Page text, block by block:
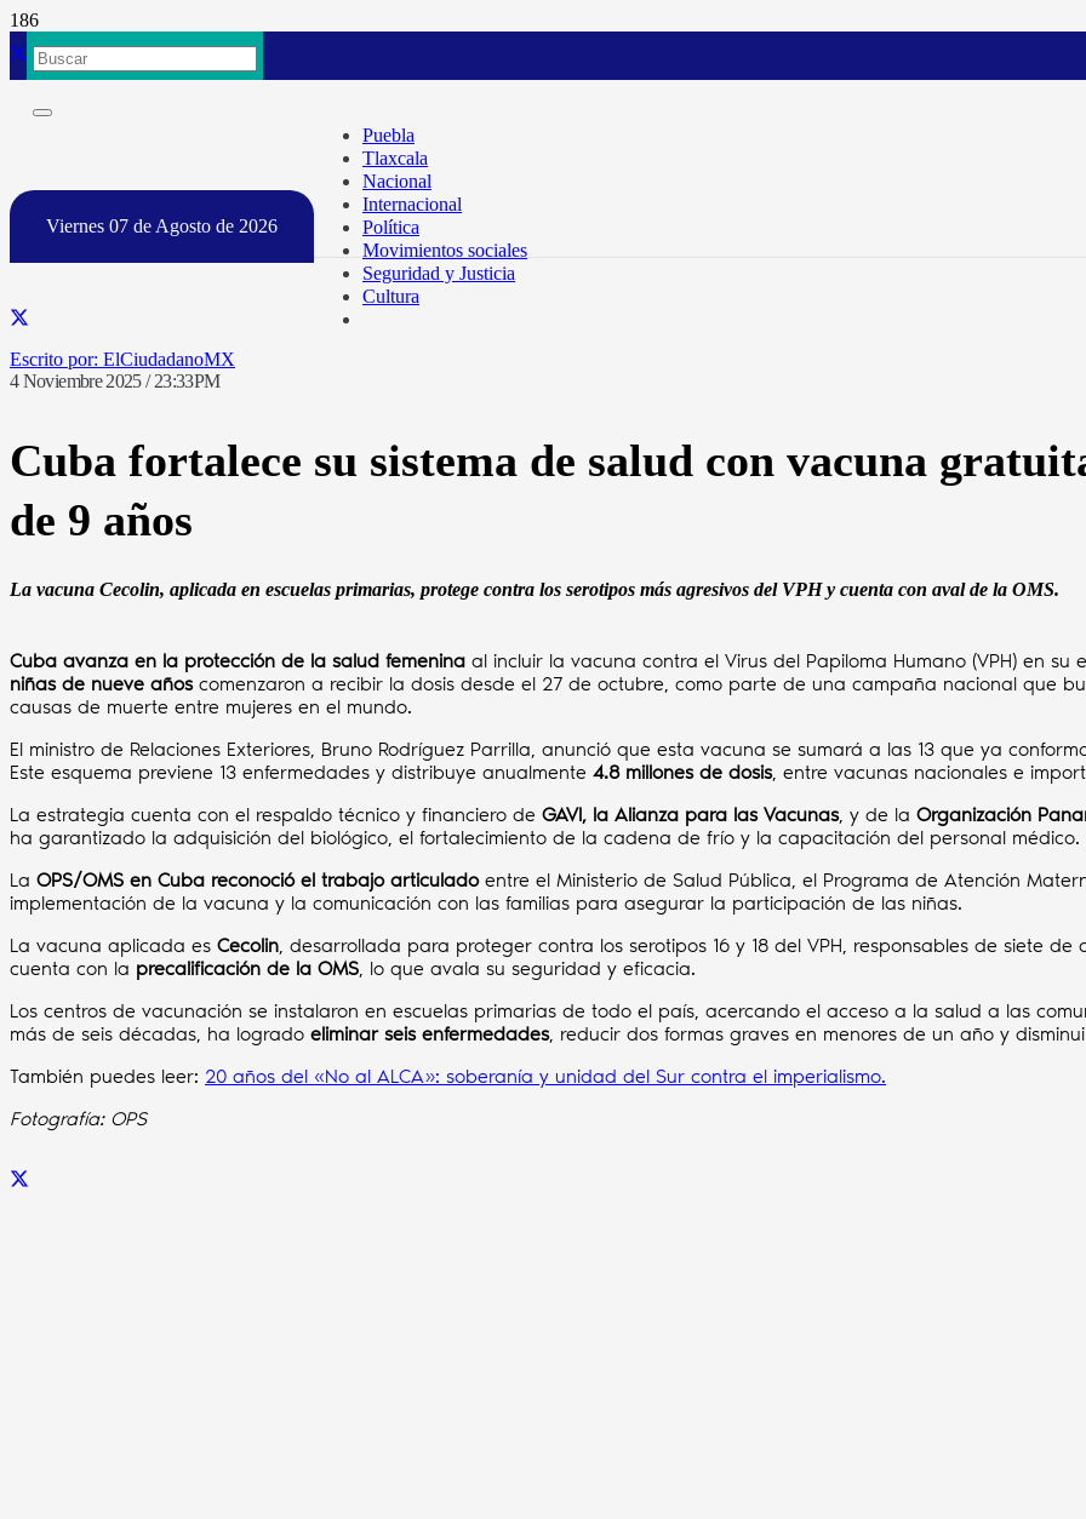
Viernes 07 de Agosto de 2026
Puebla
Tlaxcala
Nacional
Internacional
Política
Movimientos sociales
Seguridad y Justicia
Cultura
ElCiudadanoMX
4 Noviembre 2025 / 23:33PM
Cuba fortalece su sistema de salud con vacuna
de 9 años
La vacuna Cecolin, aplicada en escuelas primarias, protege contra los serotipos más agresivos del VPH y cuenta con aval de la OMS.
Cuba avanza en la protección de la salud femenina al incluir la vacuna contra el Virus del Papiloma Humano (VPH) en
niñas de nueve añoscomenzaron a recibir la dosis desde el 27 de octubre, como parte de una campaña nacional que
causas de muerte entre mujeres en el mundo.
El ministro de Relaciones Exteriores, Bruno Rodríguez Parrilla, anunció que esta vacuna se sumará a las 13 que ya
Este esquema previene 13 enfermedades y distribuye anualmente 4.8 millones de dosis, entre vacunas nacionales e
La estrategia cuenta con el respaldo técnico y financiero de GAVI, la Alianza para las Vacunas, y de la Organización
ha garantizado la adquisición del biológico, el fortalecimiento de la cadena de frío y la capacitación del personal médico.
La OPS/OMS en Cuba reconoció el trabajo articuladoentre el Ministerio de Salud Pública, el Programa de Atención
implementación de la vacuna y la comunicación con las familias para asegurar la participación de las niñas.
La vacuna aplicada es Cecolin, desarrollada para proteger contra los serotipos 16 y 18 del VPH, responsables de siete
cuenta con la precalificación de la OMS, lo que avala su seguridad y eficacia.
Los centros de vacunación se instalaron en escuelas primarias de todo el país, acercando el acceso a la salud a las
más de seis décadas, ha logrado eliminar seis enfermedades, reducir dos formas graves en menores de un año y
También puedes leer: 20 años del «No al ALCA»: soberanía y unidad del Sur contra el imperialismo.
Fotografía: OPS